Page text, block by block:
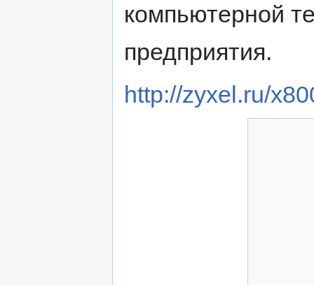
компьютерной
предприятия.
http://zyxel.ru/